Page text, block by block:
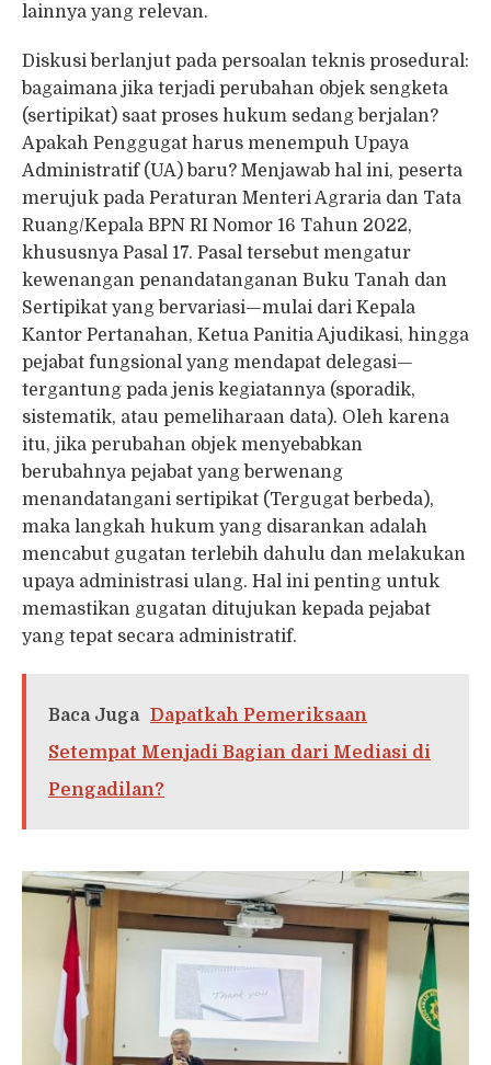
lainnya yang relevan.
Diskusi berlanjut pada persoalan teknis prosedural:
bagaimana jika terjadi perubahan objek sengketa
(sertipikat) saat proses hukum sedang berjalan?
Apakah Penggugat harus menempuh Upaya
Administratif (UA) baru? Menjawab hal ini, peserta
merujuk pada Peraturan Menteri Agraria dan Tata
Ruang/Kepala BPN RI Nomor 16 Tahun 2022,
khususnya Pasal 17. Pasal tersebut mengatur
kewenangan penandatanganan Buku Tanah dan
Sertipikat yang bervariasi—mulai dari Kepala
Kantor Pertanahan, Ketua Panitia Ajudikasi, hingga
pejabat fungsional yang mendapat delegasi—
tergantung pada jenis kegiatannya (sporadik,
sistematik, atau pemeliharaan data). Oleh karena
itu, jika perubahan objek menyebabkan
berubahnya pejabat yang berwenang
menandatangani sertipikat (Tergugat berbeda),
maka langkah hukum yang disarankan adalah
mencabut gugatan terlebih dahulu dan melakukan
upaya administrasi ulang. Hal ini penting untuk
memastikan gugatan ditujukan kepada pejabat
yang tepat secara administratif.
Baca Juga Dapatkah Pemeriksaan
Setempat Menjadi Bagian dari Mediasi di
Pengadilan?